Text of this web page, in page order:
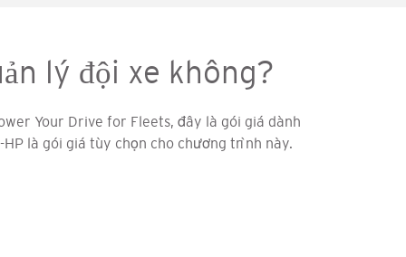
lý đội xe không?
Your Drive for Fleets, đây là gói giá dành
là gói giá tùy chọn cho chương trình này.